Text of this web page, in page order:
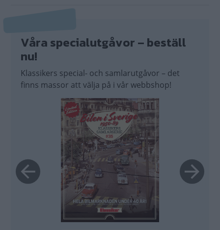
Våra specialutgåvor – beställ
nu!
Klassikers special- och samlarutgåvor – det
finns massor att välja på i vår webbshop!